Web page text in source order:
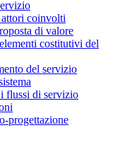
coinvolti
di valore
costitutivi del
del servizio
flussi di servizio
progettazione